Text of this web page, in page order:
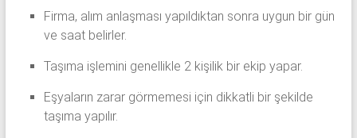
Firma, alım anlaşması yapıldıktan sonra uygun bir gün
ve saat belirler.
Taşıma işlemini genellikle 2 kişilik bir ekip yapar.
Eşyaların zarar görmemesi için dikkatli bir şekilde
taşıma yapılır.